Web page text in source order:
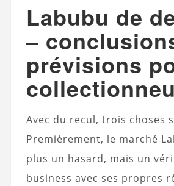
Labubu de
–
prévisions
Avec du recul, trois choses
Premièrement, le marché
plus un hasard, mais un
business avec ses propres